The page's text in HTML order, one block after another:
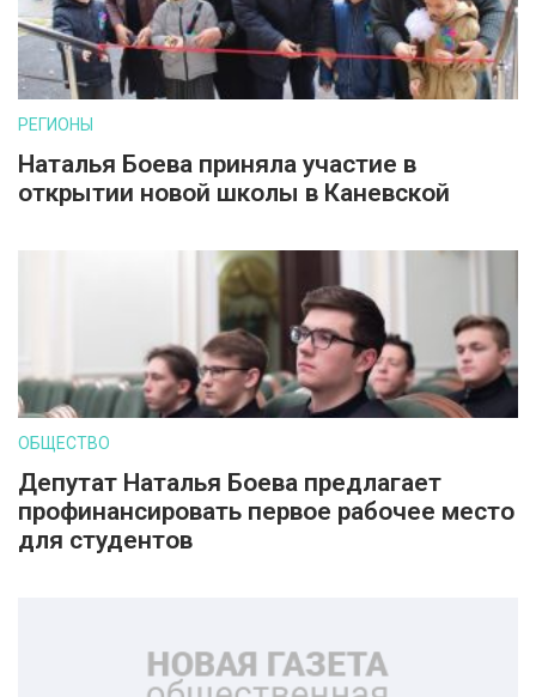
РЕГИОНЫ
Наталья Боева приняла участие в
открытии новой школы в Каневской
ОБЩЕСТВО
Депутат Наталья Боева предлагает
профинансировать первое рабочее место
для студентов